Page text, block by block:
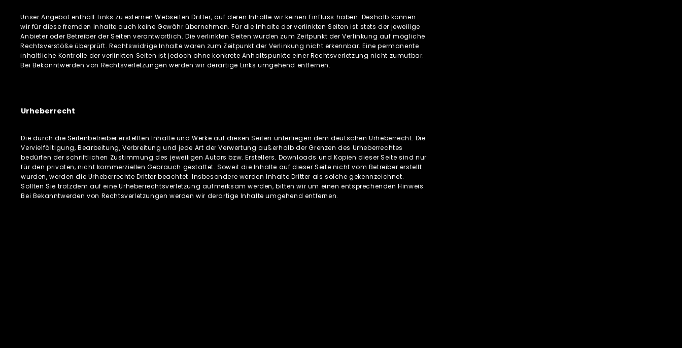
Unser Angebot enthält Links zu externen Webseiten Dritter, auf deren Inhalte wir keinen Einfluss haben. Deshalb können
wir für diese fremden Inhalte auch keine Gewähr übernehmen. Für die Inhalte der verlinkten Seiten ist stets der jeweilige
Anbieter oder Betreiber der Seiten verantwortlich. Die verlinkten Seiten wurden zum Zeitpunkt der Verlinkung auf mögliche
Rechtsverstöße überprüft. Rechtswidrige Inhalte waren zum Zeitpunkt der Verlinkung nicht erkennbar. Eine permanente
inhaltliche Kontrolle der verlinkten Seiten ist jedoch ohne konkrete Anhaltspunkte einer Rechtsverletzung nicht zumutbar.
Bei Bekanntwerden von Rechtsverletzungen werden wir derartige Links umgehend entfernen.
Urheberrecht
Die durch die Seitenbetreiber erstellten Inhalte und Werke auf diesen Seiten unterliegen dem deutschen Urheberrecht. Die
Vervielfältigung, Bearbeitung, Verbreitung und jede Art der Verwertung außerhalb der Grenzen des Urheberrechtes
bedürfen der schriftlichen Zustimmung des jeweiligen Autors bzw. Erstellers. Downloads und Kopien dieser Seite sind nur
für den privaten, nicht kommerziellen Gebrauch gestattet. Soweit die Inhalte auf dieser Seite nicht vom Betreiber erstellt
wurden, werden die Urheberrechte Dritter beachtet. Insbesondere werden Inhalte Dritter als solche gekennzeichnet.
Sollten Sie trotzdem auf eine Urheberrechtsverletzung aufmerksam werden, bitten wir um einen entsprechenden Hinweis.
Bei Bekanntwerden von Rechtsverletzungen werden wir derartige Inhalte umgehend entfernen.